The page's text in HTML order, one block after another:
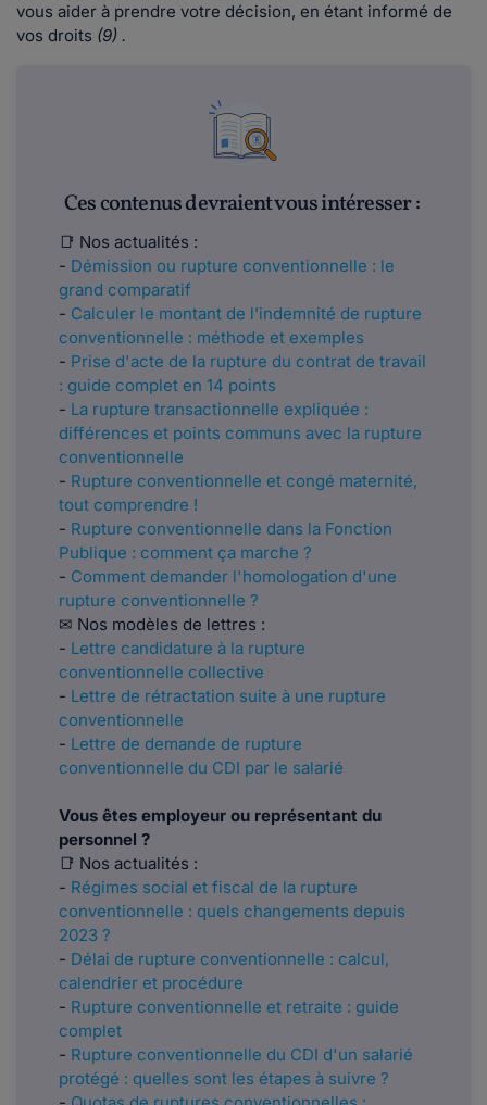
vous aider à prendre votre décision, en étant informé de
vos droits (9) .
Ces contenus devraient vous intéresser :
📑 Nos actualités :
- Démission ou rupture conventionnelle : le
grand comparatif
- Calculer le montant de l’indemnité de rupture
conventionnelle : méthode et exemples
- Prise d'acte de la rupture du contrat de travail
: guide complet en 14 points
- La rupture transactionnelle expliquée :
différences et points communs avec la rupture
conventionnelle
- Rupture conventionnelle et congé maternité,
tout comprendre !
- Rupture conventionnelle dans la Fonction
Publique : comment ça marche ?
- Comment demander l'homologation d'une
rupture conventionnelle ?
✉ Nos modèles de lettres :
- Lettre candidature à la rupture
conventionnelle collective
- Lettre de rétractation suite à une rupture
conventionnelle
- Lettre de demande de rupture
conventionnelle du CDI par le salarié
Vous êtes employeur ou représentant du
personnel ?
📑 Nos actualités :
- Régimes social et fiscal de la rupture
conventionnelle : quels changements depuis
2023 ?
- Délai de rupture conventionnelle : calcul,
calendrier et procédure
- Rupture conventionnelle et retraite : guide
complet
- Rupture conventionnelle du CDI d'un salarié
protégé : quelles sont les étapes à suivre ?